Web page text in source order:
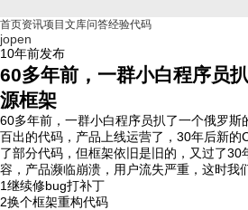
首页资讯项目 文库问答经验代码
jopen
10年前发布
60多年前，一群小白程序员
源框架
60多年前，一群小白程序员扒了一个俄罗斯
百出的代码，产品上线运营了，30年后新的
了部分代码，但框架依旧是旧的，又过了30
容，产品濒临崩溃，用户流失严重，这时我
1继续修bug打补丁
2换个框架重构代码